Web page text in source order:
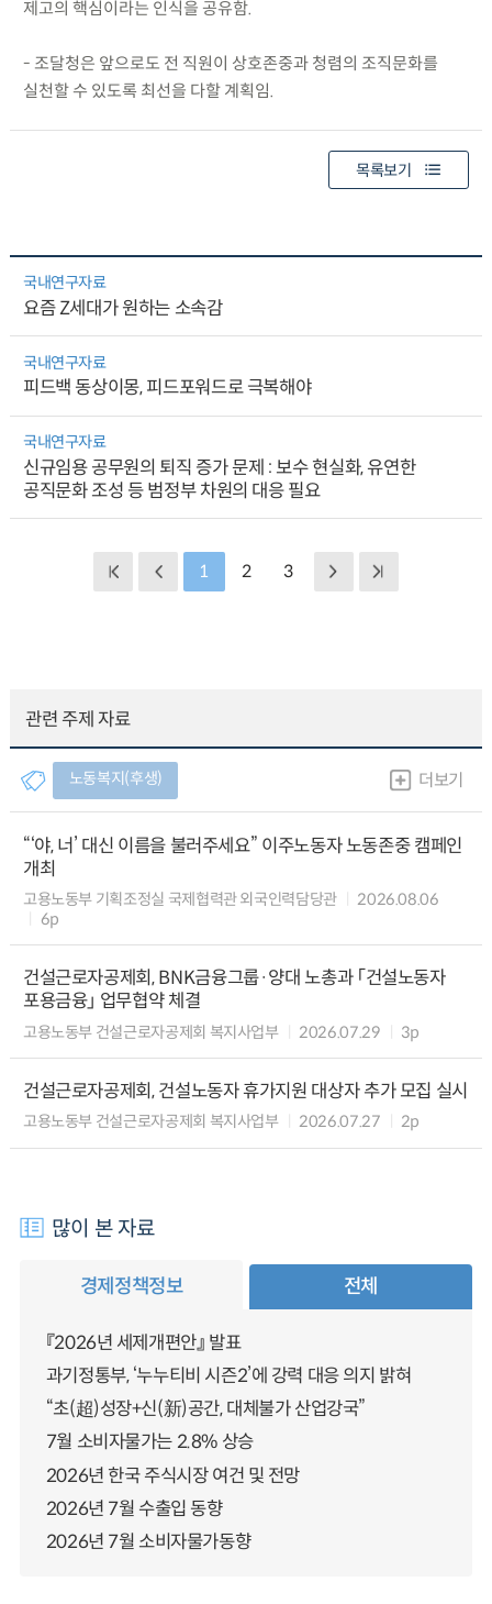
제고의 핵심이라는 인식을 공유함.
- 조달청은 앞으로도 전 직원이 상호존중과 청렴의 조직문화를
실천할 수 있도록 최선을 다할 계획임.
목록보기
국내연구자료
요즘 Z세대가 원하는 소속감
국내연구자료
피드백 동상이몽, 피드포워드로 극복해야
국내연구자료
신규임용 공무원의 퇴직 증가 문제 : 보수 현실화, 유연한
공직문화 조성 등 범정부 차원의 대응 필요
1 2 3
관련 주제 자료
노동복지(후생) 더보기
“‘야, 너’ 대신 이름을 불러주세요” 이주노동자 노동존중 캠페인
개최
고용노동부 기획조정실 국제협력관 외국인력담당관
2026.08.06
6p
건설근로자공제회, BNK금융그룹·양대 노총과 「건설노동자
포용금융」 업무협약 체결
고용노동부 건설근로자공제회 복지사업부 2026.07.29 3p
건설근로자공제회, 건설노동자 휴가지원 대상자 추가 모집 실시
고용노동부 건설근로자공제회 복지사업부 2026.07.27 2p
많이 본 자료
경제정책정보 전체
『2026년 세제개편안』 발표
과기정통부, ‘누누티비 시즌2’에 강력 대응 의지 밝혀
“초(超)성장+신(新)공간, 대체불가 산업강국”
7월 소비자물가는 2.8% 상승
2026년 한국 주식시장 여건 및 전망
2026년 7월 수출입 동향
2026년 7월 소비자물가동향